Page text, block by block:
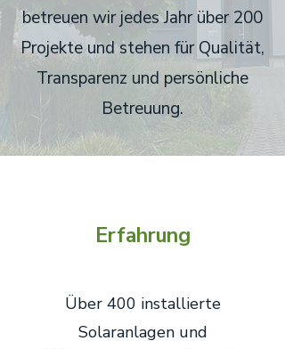
betreuen wir jedes Jahr über 200
Projekte und stehen für Qualität,
Transparenz und persönliche
Betreuung.
Erfahrung
Über 400 installierte
Solaranlagen und